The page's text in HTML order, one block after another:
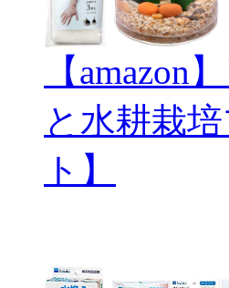
【amazon
と水耕栽
ト】